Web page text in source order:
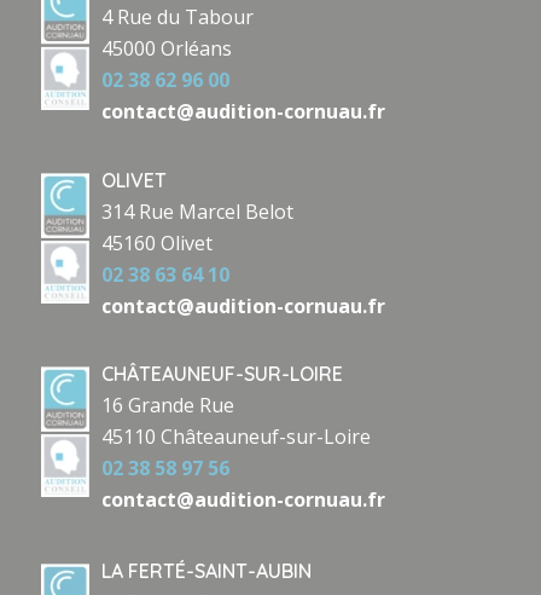
4 Rue du Tabour
45000 Orléans
02 38 62 96 00
contact@audition-cornuau.fr
OLIVET
314 Rue Marcel Belot
45160 Olivet
02 38 63 64 10
contact@audition-cornuau.fr
CHÂTEAUNEUF-SUR-LOIRE
16 Grande Rue
45110 Châteauneuf-sur-Loire
02 38 58 97 56
contact@audition-cornuau.fr
LA FERTÉ-SAINT-AUBIN